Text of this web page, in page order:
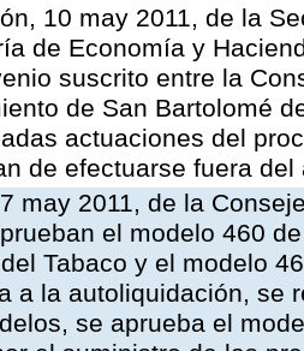
10 may 2011, de la
de Economía y
suscrito entre la
de San Bartolomé
actuaciones del
de efectuarse fuera
may 2011, de la
el modelo 460
Tabaco y el modelo
a la autoliquidación, se
se aprueba el